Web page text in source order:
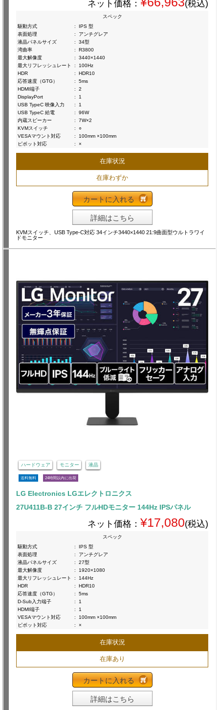
ネット価格： (税込)
スペック
駆動方式
:
IPS 型
表面処理
:
アンチグレア
液晶パネルサイズ
:
34型
湾曲率
:
R3800
最大解像度
:
3440×1440
最大リフレッシュレート
:
100Hz
HDR
:
HDR10
応答速度（GTG）
:
5ms
HDMI端子
:
2
DisplayPort
:
1
USB TypeC 映像入力
:
1
USB TypeC 給電
:
96W
内蔵スピーカー
:
7W×2
KVMスイッチ
:
○
VESAマウント対応
:
100mm ×100mm
ピボット対応
: ×
在庫状況
在庫わずか
カートに入れる
詳細はこちら
KVMスイッチ、USB Type-C対応 34インチ3440×1440 21:9曲面型ウルトラワイ
ドモニター
ハードウェア モニター 液晶
送料無料 24時間以内に出荷
LG Electronics LGエレクトロニクス
27U411B-B 27インチ フルHDモニター 144Hz IPSパネル
ネット価格： ¥17,080(税込)
スペック
駆動方式
:
IPS 型
表面処理
:
アンチグレア
液晶パネルサイズ
:
27型
最大解像度
:
1920×1080
最大リフレッシュレート
:
144Hz
HDR
:
HDR10
応答速度（GTG）
:
5ms
D-Sub入力端子
:
1
HDMI端子
:
1
VESAマウント対応
:
100mm ×100mm
ピボット対応
: ×
在庫状況
在庫あり
カートに入れる
詳細はこちら